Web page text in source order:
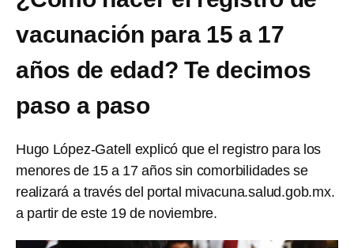
vacunación para 15 a 17
años de edad? Te decimos
paso a paso
Hugo López-Gatell explicó que el registro para los
menores de 15 a 17 años sin comorbilidades se
realizará a través del portal mivacuna.salud.gob.mx.
a partir de este 19 de noviembre.